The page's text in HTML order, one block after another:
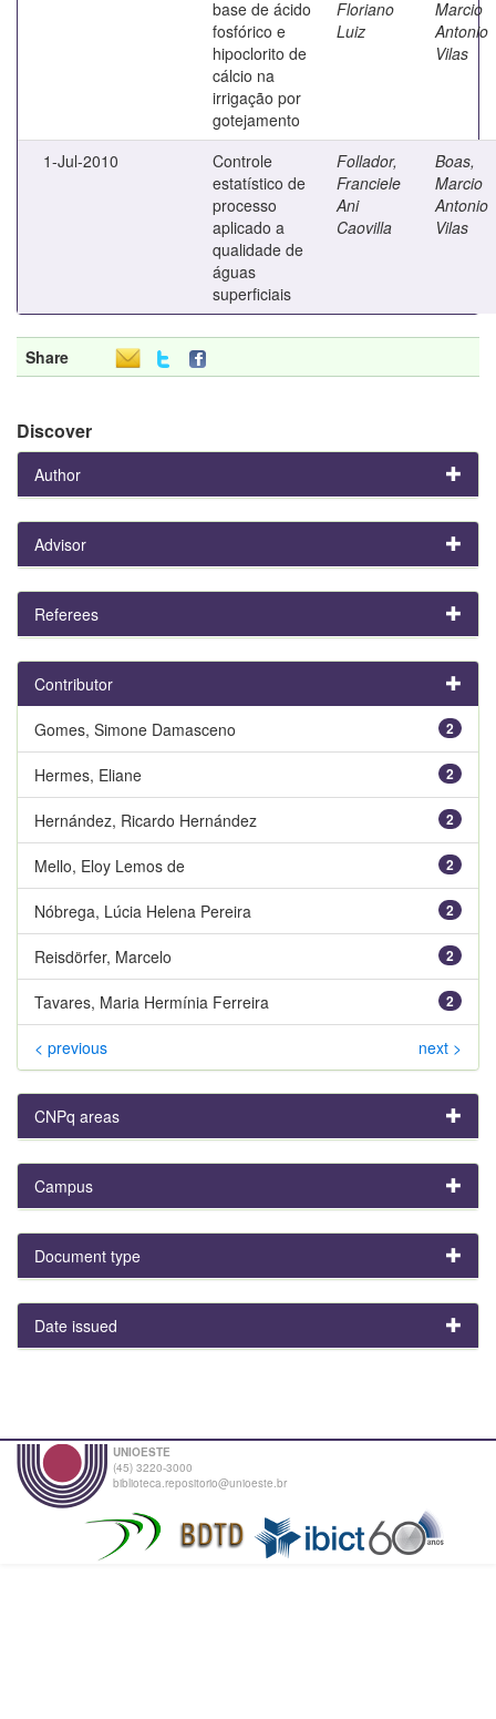
base de ácido
fosfórico e
hipoclorito de
cálcio na
irrigação por
gotejamento
Floriano
Luiz
Marcio
Antonio
Vilas
1-Jul-2010
Controle
estatístico de
processo
aplicado a
qualidade de
águas
superficiais
Follador,
Franciele
Ani
Caovilla
Boas,
Marcio
Antonio
Vilas
Share
Discover
Author
Advisor
Referees
Contributor
2
Gomes, Simone Damasceno
2
Hermes, Eliane
2
Hernández, Ricardo Hernández
2
Mello, Eloy Lemos de
2
Nóbrega, Lúcia Helena Pereira
2
Reisdörfer, Marcelo
2
Tavares, Maria Hermínia Ferreira
< previous next >
CNPq areas
Campus
Document type
Date issued
UNIOESTE
(45) 3220-3000
biblioteca.repositorio@unioeste.br